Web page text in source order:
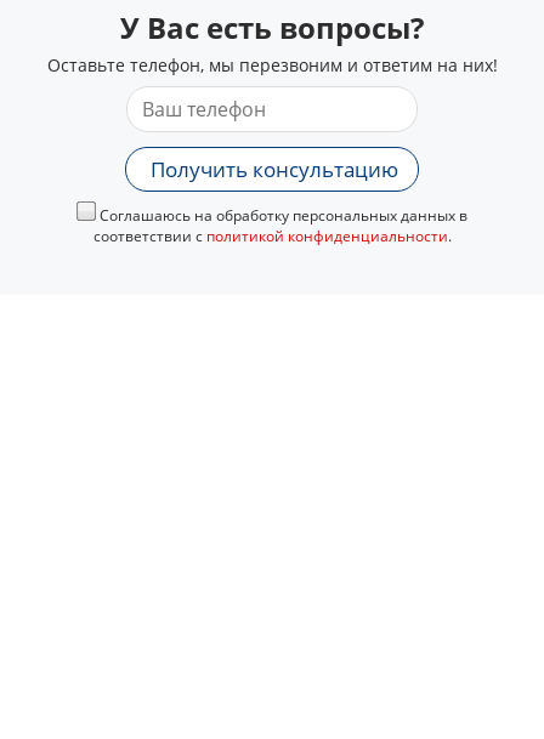
У Вас есть вопросы?
Оставьте телефон, мы перезвоним и ответим на них!
Получить консультацию
Соглашаюсь на обработку персональных данных в
соответствии с политикой конфиденциальности.